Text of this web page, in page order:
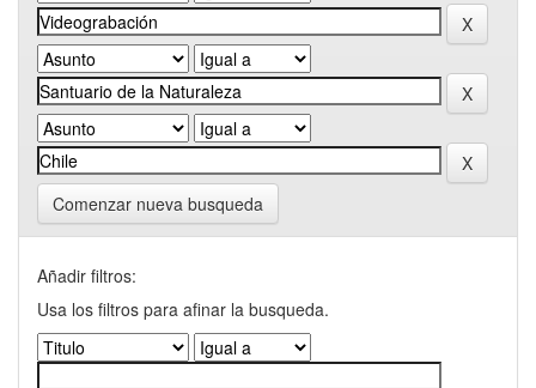
Comenzar nueva busqueda
Añadir filtros:
Usa los filtros para afinar la busqueda.